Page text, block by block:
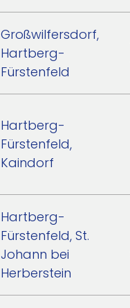
Großwilfersdorf,
Hartberg-
Fürstenfeld
Hartberg-
Fürstenfeld,
Kaindorf
Hartberg-
Fürstenfeld, St.
Johann bei
Herberstein